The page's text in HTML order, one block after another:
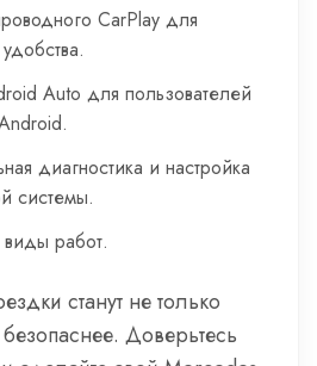
CarPlay для
Auto для пользователей
диагностика и настройка
системы.
виды работ.
станут не только
Доверьтесь